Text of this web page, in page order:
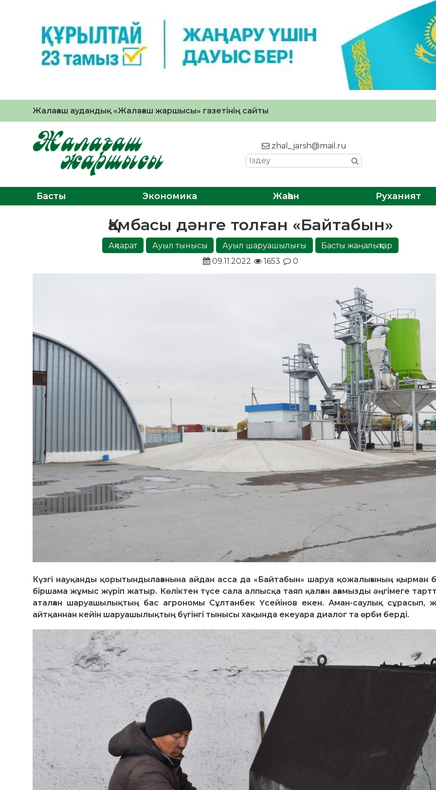
Жалағаш аудандық «Жалағаш жаршысы» газетінің сайты
zhal_jarsh@mail.ru
Басты Экономика Жаһан Руханият
Қамбасы дәнге толған «Байтабын»
Ақпарат Ауыл тынысы Ауыл шаруашылығы
Басты жаңалықтар
09.11.2022
1653 0
Күзгі науқанды қорытындылағанына айдан асса да «Байтабын» шаруа қожалығының қырман
біршама жұмыс жүріп жатыр. Көліктен түсе сала алпысқа таяп қалған ағамызды әңгімеге
аталған шаруашылықтың бас агрономы Сұлтанбек Үсейінов екен. Аман-саулық сұрасып,
айтқаннан кейін шаруашылықтың бүгінгі тынысы хақында екеуара диалог та өрби берді.